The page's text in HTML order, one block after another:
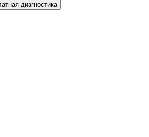
диагностика